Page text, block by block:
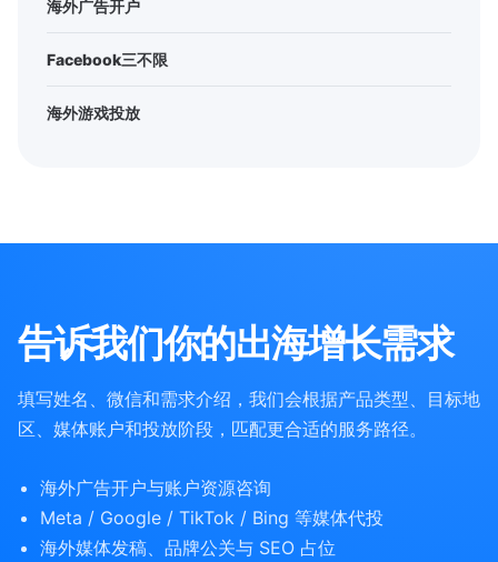
海外广告开户
Facebook三不限
海外游戏投放
告诉我们你的出海增长需求
填写姓名、微信和需求介绍，我们会根据产品类型、目标地
区、媒体账户和投放阶段，匹配更合适的服务路径。
海外广告开户与账户资源咨询
Meta / Google / TikTok / Bing 等媒体代投
海外媒体发稿、品牌公关与 SEO 占位